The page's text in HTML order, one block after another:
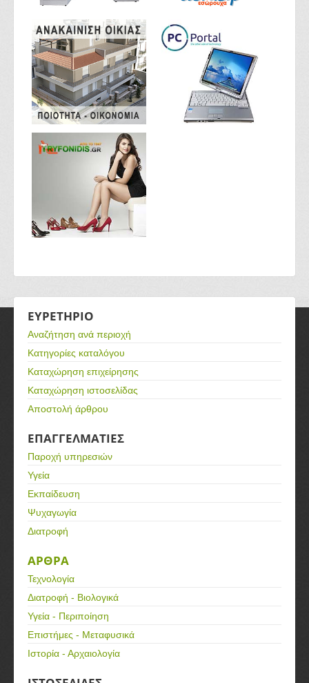
ΕΥΡΕΤΗΡΙΟ
Αναζήτηση ανά περιοχή
Κατηγορίες καταλόγου
Καταχώρηση επιχείρησης
Καταχώρηση ιστοσελίδας
Αποστολή άρθρου
ΕΠΑΓΓΕΛΜΑΤΙΕΣ
Παροχή υπηρεσιών
Υγεία
Εκπαίδευση
Ψυχαγωγία
Διατροφή
ΑΡΘΡΑ
Τεχνολογία
Διατροφή - Βιολογικά
Υγεία - Περιποίηση
Επιστήμες - Μεταφυσικά
Ιστορία - Αρχαιολογία